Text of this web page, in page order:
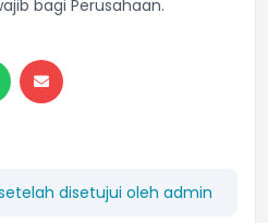
bagi Perusahaan.
disetujui oleh admin